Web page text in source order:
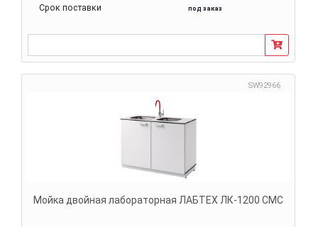
Срок поставки
под заказ
SW92966
Мойка двойная лабораторная ЛАБТЕХ ЛК-1200 СМС